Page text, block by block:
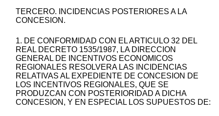
TERCERO. INCIDENCIAS POSTERIORES A LA
CONCESION.
1. DE CONFORMIDAD CON EL ARTICULO 32 DEL
REAL DECRETO 1535/1987, LA DIRECCION
GENERAL DE INCENTIVOS ECONOMICOS
REGIONALES RESOLVERA LAS INCIDENCIAS
RELATIVAS AL EXPEDIENTE DE CONCESION DE
LOS INCENTIVOS REGIONALES, QUE SE
PRODUZCAN CON POSTERIORIDAD A DICHA
CONCESION, Y EN ESPECIAL LOS SUPUESTOS DE: